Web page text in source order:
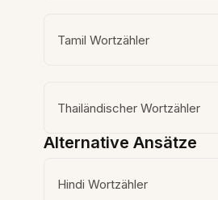
Tamil Wortzähler
Thailändischer Wortzähler
Alternative Ansätze
Hindi Wortzähler